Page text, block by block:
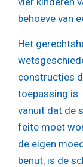
behoeve van
Het
constructies
toepassing
vanuit dat de
feite moet
de eigen
benut, is de